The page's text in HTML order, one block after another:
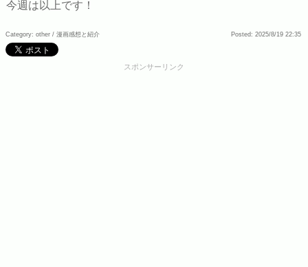
今週は以上です！
Category: other / 漫画感想と紹介 Posted: 2025/8/19 22:35
スポンサーリンク